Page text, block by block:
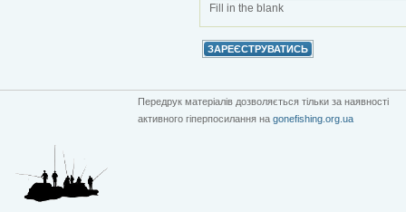
Fill in the blank
Передрук матеріалів дозволяється тільки за наявності
активного гіперпосилання на gonefishing.org.ua